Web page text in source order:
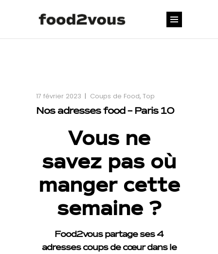
17 février 2023 Coups de Food, Top
Nos adresses food – Paris 10
Vous ne
savez pas où
mangercette
semaine ?
Food2vous partage ses 4
adresses coups de cœur dans le